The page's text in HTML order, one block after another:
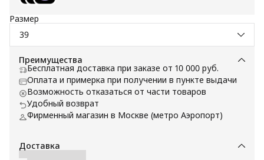
Размер
39
Преимущества
Бесплатная доставка при заказе от 10 000 руб.
Оплата и примерка при получении в пункте выдачи
Возможность отказаться от части товаров
Удобный возврат
Фирменный магазин в Москве (метро Аэропорт)
Доставка